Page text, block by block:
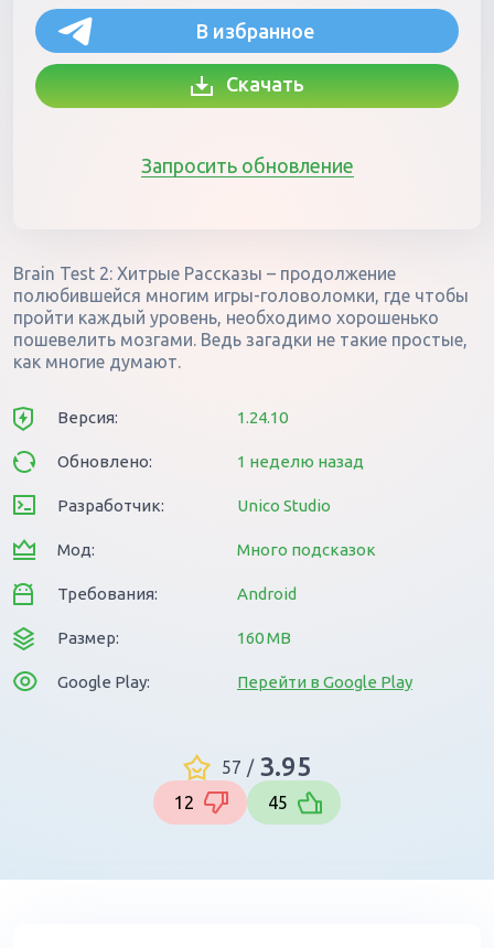
В избранное
Скачать
Запросить обновление
Brain Test 2: Хитрые Рассказы – продолжение
полюбившейся многим игры-головоломки, где чтобы
пройти каждый уровень, необходимо хорошенько
пошевелить мозгами. Ведь загадки не такие простые,
как многие думают.
Версия: 1.24.10
Обновлено: 1 неделю назад
Разработчик: Unico Studio
Мод: Много подсказок
Требования: Android
Размер: 160 MB
Google Play: Перейти в Google Play
57 / 3.95
12 45